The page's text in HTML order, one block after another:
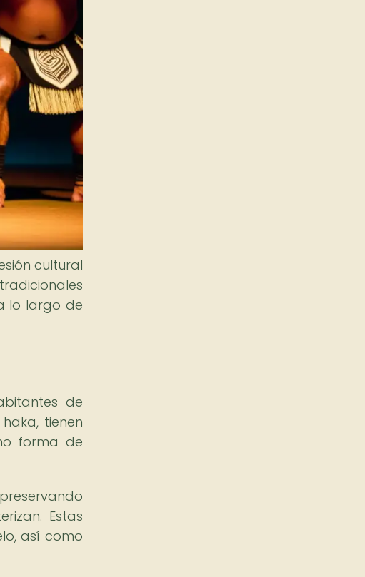
cultural
lo largo de
de
tienen
forma de
Estas
así como